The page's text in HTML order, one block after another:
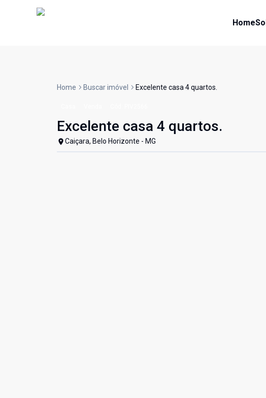
Home
Home Buscar imóvel Excelente casa 4 quartos.
Excelente casa 4 quartos.
Caiçara, Belo Horizonte - MG